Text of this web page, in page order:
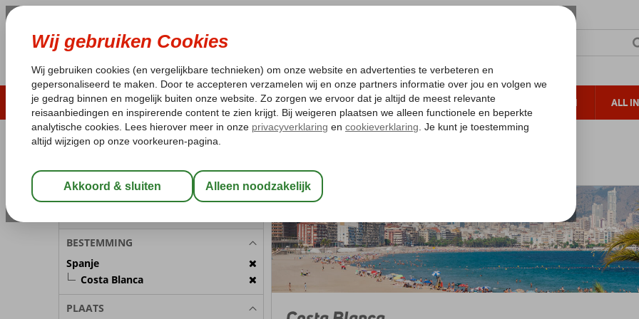
ZOMER 2026 LAST MINUTES WINTERZON ZONVAKANTIES VERRE REIZEN ALL
Laagsteprijsgarantie* Geen fueltoeslag Gratis annuleren*
REISGEZELSCHAP
Kamer 1: 2 Personen
BESTEMMING
Spanje
Costa Blanca
PLAATS
Home
Spanje Costa Blanca